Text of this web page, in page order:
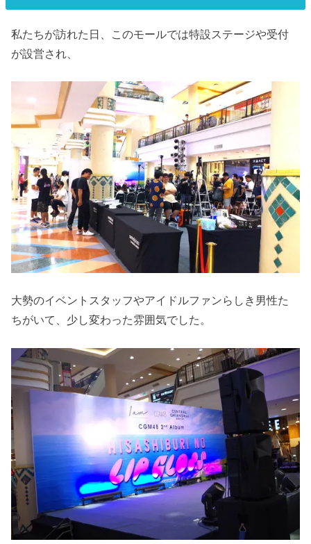
私たちが訪れた日、このモールでは特設ステージや受付
が設営され、
大勢のイベントスタッフやアイドルファンらしき男性た
ちがいて、少し変わった雰囲気でした。